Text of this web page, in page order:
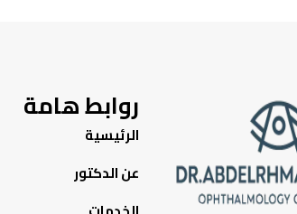
روابط هامة
الرئيسية
عن الدكتور